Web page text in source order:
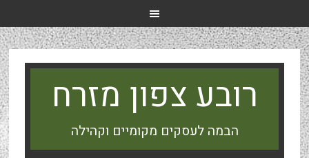
רובע צפון מזרח
הבמה לעסקים מקומיים וקהילה